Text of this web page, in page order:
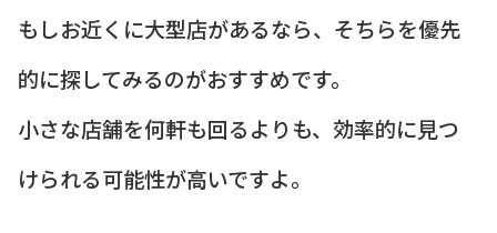
もしお近くに大型店があるなら、そちらを優先
的に探してみるのがおすすめです。
小さな店舗を何軒も回るよりも、効率的に見つ
けられる可能性が高いですよ。